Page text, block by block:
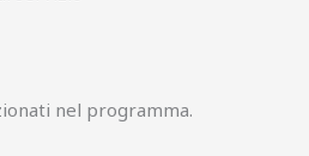
nel programma.